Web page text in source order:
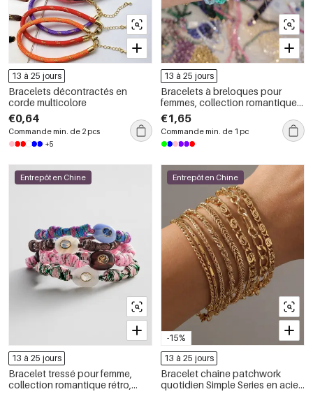
13 à 25 jours
Bracelets décontractés en
corde multicolore
€0,64
Commande min. de 2 pcs
+5
13 à 25 jours
Bracelets à breloques pour
femmes, collection romantique
rétro, ornés de perles en forme
de cœur et de pierres naturelles
€1,65
Commande min. de 1 pc
Entrepôt en Chine
13 à 25 jours
Bracelet tressé pour femme,
collection romantique rétro,
-15%
Entrepôt en Chine
13 à 25 jours
Bracelet chaîne patchwork
quotidien Simple Series en acier